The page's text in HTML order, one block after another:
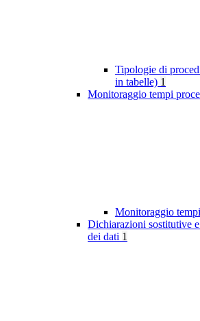
Tipologie di
in tabelle) 1
Monitoraggio tempi
Monitoraggio
Dichiarazioni sostitutive
dei dati 1